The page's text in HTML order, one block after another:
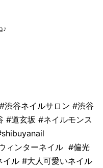
♪
谷ネイルサロン #渋谷
#道玄坂 #ネイルモンス
ィンターネイル #偏光
ル #大人可愛いネイル